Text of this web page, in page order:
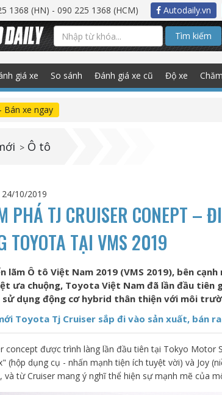
1368 (HN) - 090 225 1368 (HCM) Autodaily.vn
Tìm kiếm
giá xe So sánh Đánh giá xe cũ Độ xe
Bán xe ngay
> Ô tô
24/10/2019
PHÁ TJ CRUISER CONEPT –
TOYOTA TẠI VMS 2019
lãm Ô tô Việt Nam 2019 (VMS 2019), bên
ưa chuộng, Toyota Việt Nam đã lần đầu tiên
sử dụng động cơ hybrid thân thiện với môi
Toyota Tj Cruiser sắp đi vào sản xuất, bán
concept được trình làng lần đầu tiên tại Tokyo Motor
(hộp dụng cụ - nhấn mạnh tiện ích tuyệt vời) và Joy
và từ Cruiser mang ý nghĩ thể hiện sự mạnh mẽ của